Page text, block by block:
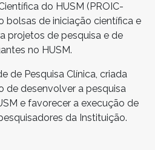
do HUSM (PROIC-
bolsas de iniciação científica e
projetos de pesquisa e de
no HUSM.
de Pesquisa Clínica, criada
de desenvolver a pesquisa
e favorecer a execução de
da Instituição.